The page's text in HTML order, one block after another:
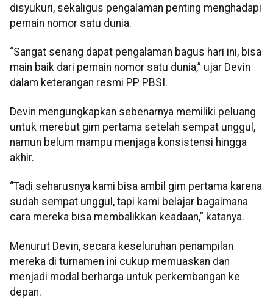
disyukuri, sekaligus pengalaman penting menghadapi
pemain nomor satu dunia.
“Sangat senang dapat pengalaman bagus hari ini, bisa
main baik dari pemain nomor satu dunia,” ujar Devin
dalam keterangan resmi PP PBSI.
Devin mengungkapkan sebenarnya memiliki peluang
untuk merebut gim pertama setelah sempat unggul,
namun belum mampu menjaga konsistensi hingga
akhir.
“Tadi seharusnya kami bisa ambil gim pertama karena
sudah sempat unggul, tapi kami belajar bagaimana
cara mereka bisa membalikkan keadaan,” katanya.
Menurut Devin, secara keseluruhan penampilan
mereka di turnamen ini cukup memuaskan dan
menjadi modal berharga untuk perkembangan ke
depan.